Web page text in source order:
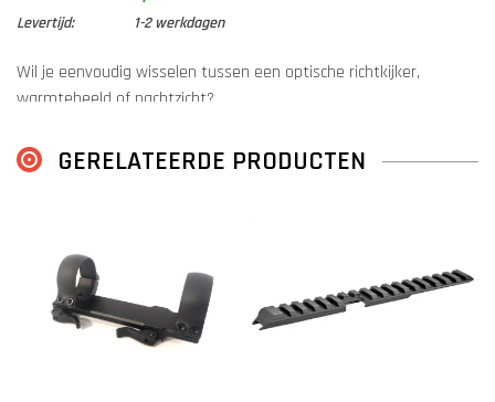
Levertijd:
1-2 werkdagen
Wil je eenvoudig wisselen tussen een optische richtkijker,
warmtebeeld of nachtzicht?
gebruiken?
Dan is een
verloren gaat. Dat maakt het systeem ideaal voor jagers en
schutters die flexibiliteit en precisie belangrijk vinden.
Dankzij deze stalenInnomount montagebasis kan het Blaser-
GERELATEERDE PRODUCTEN